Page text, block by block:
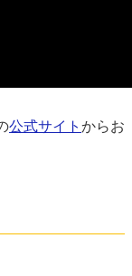
公式サイト からお